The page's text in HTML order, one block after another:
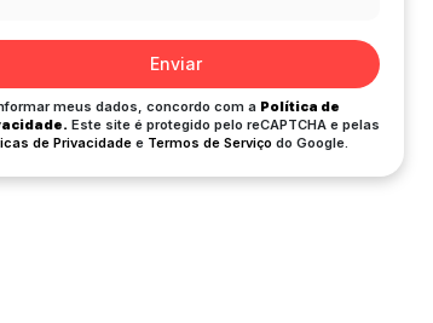
Enviar
meus dados, concordo com a Política de
Este site é protegido pelo reCAPTCHA e pelas
de Privacidade e Termos de Serviço do Google.